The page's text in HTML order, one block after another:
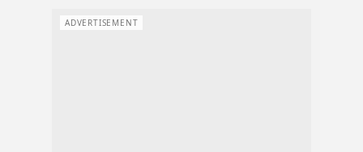
ADVERTISEMENT